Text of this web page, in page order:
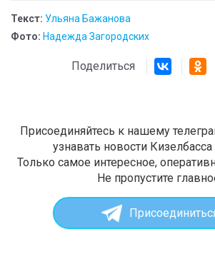
Текст: Ульяна Бажанова
Фото: Надежда Загородских
Поделиться
Присоединяйтесь к нашему
узнавать новости
Только самое интересное,
Не пропустите